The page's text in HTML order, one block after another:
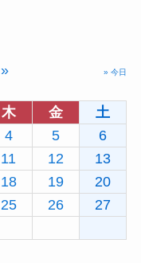
» » 今日
木 金
土
4 5
6
11 12
13
18 19
20
25 26
27